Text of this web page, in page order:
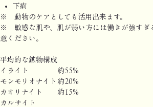
下痢
※ 動物のケアとしても活用出来ます。
※ 敏感な肌や、肌が弱い方には働きが強すぎ
意ください。
平均的な鉱物構成
イライト
約55%
モンモリオナイト 約20%
カオリナイト
約15%
カルサイト